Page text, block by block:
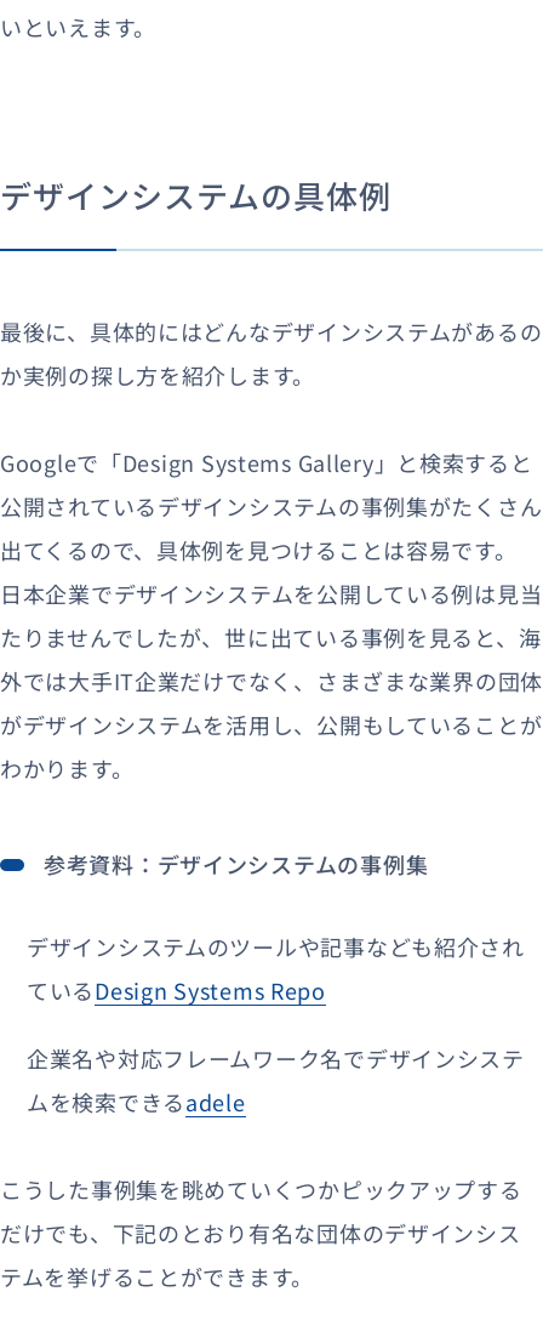
いといえます。
デザインシステムの具体例
最後に、具体的にはどんなデザインシステムがあるの
か実例の探し方を紹介します。
Googleで「Design Systems Gallery」と検索すると
公開されているデザインシステムの事例集がたくさん
出てくるので、具体例を見つけることは容易です。
日本企業でデザインシステムを公開している例は見当
たりませんでしたが、世に出ている事例を見ると、海
外では大手IT企業だけでなく、さまざまな業界の団体
がデザインシステムを活用し、公開もしていることが
わかります。
参考資料：デザインシステムの事例集
デザインシステムのツールや記事なども紹介され
ているDesign Systems Repo
企業名や対応フレームワーク名でデザインシステ
ムを検索できるadele
こうした事例集を眺めていくつかピックアップする
だけでも、下記のとおり有名な団体のデザインシス
テムを挙げることができます。